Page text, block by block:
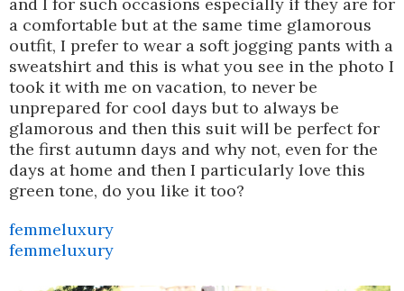
a comfortable but at the same time glamorous
outfit, I prefer to wear a soft jogging pants with a
sweatshirt and this is what you see in the photo I
took it with me on vacation, to never be
unprepared for cool days but to always be
glamorous and then this suit will be perfect for
the first autumn days and why not, even for the
days at home and then I particularly love this
green tone, do you like it too?
femmeluxury
femmeluxury